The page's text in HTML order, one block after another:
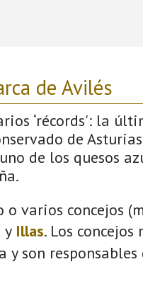
de Avilés
‘récords': la
de
de los quesos
varios concejos
y Illas. Los
son